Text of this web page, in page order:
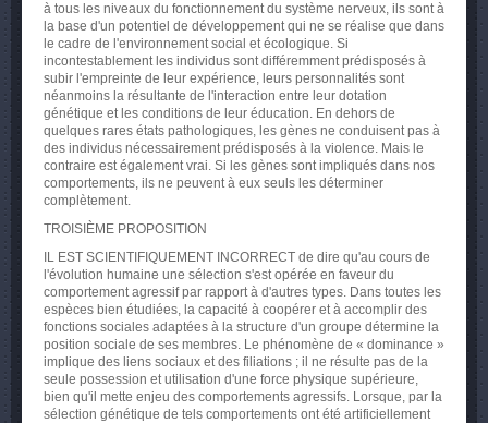
à tous les niveaux du fonctionnement du système nerveux, ils sont à
la base d'un potentiel de développement qui ne se réalise que dans
le cadre de l'environnement social et écologique. Si
incontestablement les individus sont différemment prédisposés à
subir l'empreinte de leur expérience, leurs personnalités sont
néanmoins la résultante de l'interaction entre leur dotation
génétique et les conditions de leur éducation. En dehors de
quelques rares états pathologiques, les gènes ne conduisent pas à
des individus nécessairement prédisposés à la violence. Mais le
contraire est également vrai. Si les gènes sont impliqués dans nos
comportements, ils ne peuvent à eux seuls les déterminer
complètement.
TROISIÈME PROPOSITION
IL EST SCIENTIFIQUEMENT INCORRECT de dire qu'au cours de
l'évolution humaine une sélection s'est opérée en faveur du
comportement agressif par rapport à d'autres types. Dans toutes les
espèces bien étudiées, la capacité à coopérer et à accomplir des
fonctions sociales adaptées à la structure d'un groupe détermine la
position sociale de ses membres. Le phénomène de « dominance »
implique des liens sociaux et des filiations ; il ne résulte pas de la
seule possession et utilisation d'une force physique supérieure,
bien qu'il mette enjeu des comportements agressifs. Lorsque, par la
sélection génétique de tels comportements ont été artificiellement